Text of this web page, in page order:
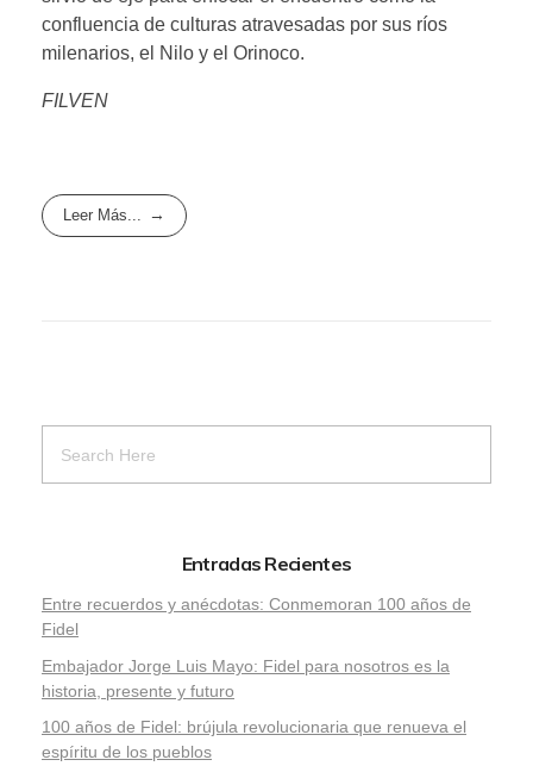
confluencia de culturas atravesadas por sus ríos
milenarios, el Nilo y el Orinoco.
FILVEN
Leer Más...
Entradas Recientes
Entre recuerdos y anécdotas: Conmemoran 100 años de
Fidel
Embajador Jorge Luis Mayo: Fidel para nosotros es la
historia, presente y futuro
100 años de Fidel: brújula revolucionaria que renueva el
espíritu de los pueblos